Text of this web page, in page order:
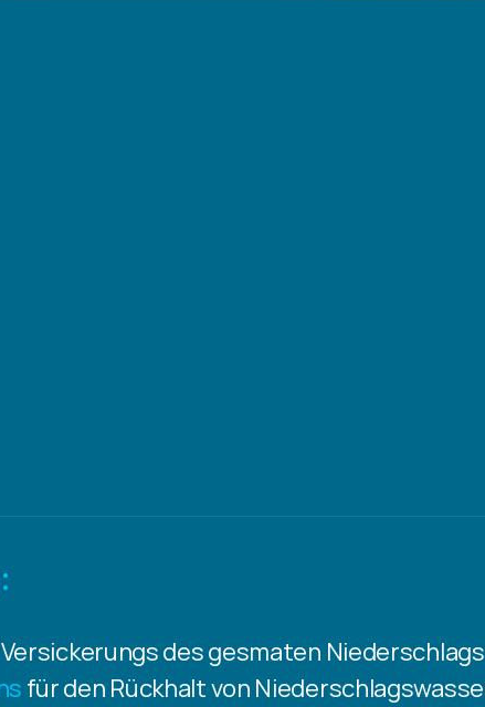
des gesmaten
für den Rückhalt von